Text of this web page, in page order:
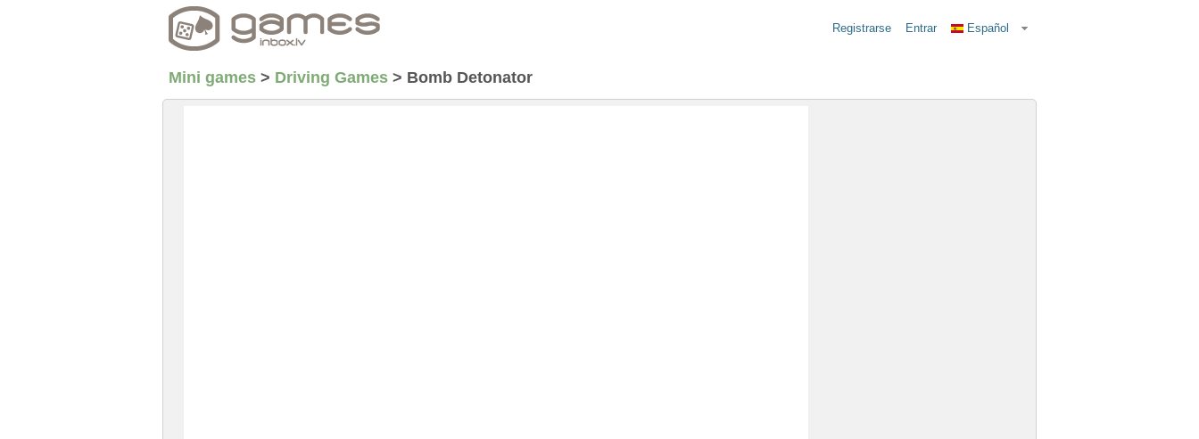
Registrarse Entrar Español
Mini games > Driving Games > Bomb Detonator